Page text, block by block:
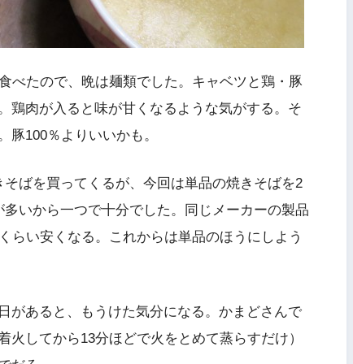
べたので、晩は麺類でした。キャベツと鶏・豚
鶏肉が入ると味が甘くなるような気がする。そ
100％よりいいかも。
ばを買ってくるが、今回は単品の焼きそばを2
いから一つで十分でした。同じメーカーの製品
らい安くなる。これからは単品のほうにしよう
があると、もうけた気分になる。かまどさんで
してから13分ほどで火をとめて蒸らすだけ）